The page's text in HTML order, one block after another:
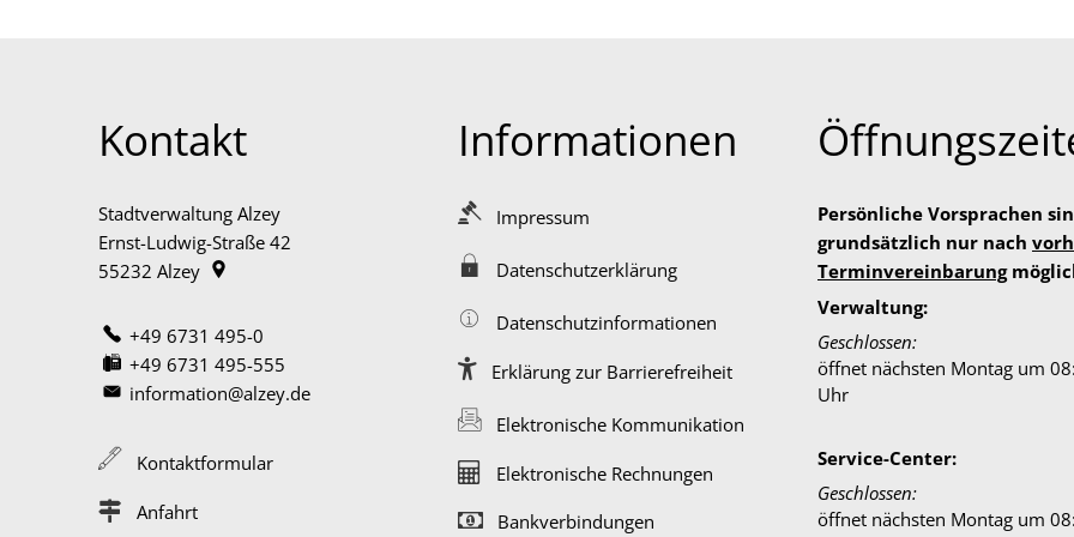
Kontakt
Stadtverwaltung Alzey
Ernst-Ludwig-Straße 42
55232 Alzey
+49 6731 495-0
+49 6731 495-555
information@alzey.de
Kontaktformular
Anfahrt
Informationen
Impressum
Datenschutzerklärung
Datenschutzinformationen
Erklärung zur Barrierefreiheit
Elektronische Kommunikation
Elektronische Rechnungen
Bankverbindungen
Persönliche Vorsprachen
grundsätzlich nur nach
Terminvereinbarung
Verwaltung:
Klicken, um weitere Öffnungs-
Geschlossen:
öffnet nächsten Montag um
Uhr
Service-Center:
Klicken, um weitere Öffnungs-
Geschlossen:
öffnet nächsten Montag um